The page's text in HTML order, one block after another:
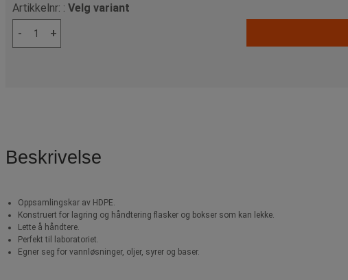
Artikkelnr: : Velg variant
-
+
Beskrivelse
Oppsamlingskar av HDPE.
Konstruert for lagring og håndtering flasker og bokser som kan lekke.
Lette å håndtere.
Perfekt til laboratoriet.
Egner seg for vannløsninger, oljer, syrer og baser.